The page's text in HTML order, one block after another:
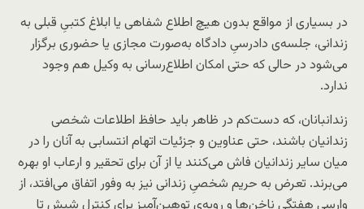
در بسیاری از مواقع بدون هیچ اطلاع شفاهی یا ابلاغ کتبیِ قبلی به
زندانی، جلسه‌ی دادرسیِ دادگاه به‌صورت مجازی یا حضوری برگزار
می‌شود در حالی که حتی امکان اطلاع‌رسانی به وکیل هم وجود
ندارد.
زندانبانان، که دست‌کم در ظاهر باید حافظ اطلاعات شخصی
زندانیان باشند، حتی عناوین و جزئیات اتهام انتسابی به آنان را در
میان سایر زندانیان فاش می‌کنند یا از آن برای تحقیر و ارعاب او بهره
می‌برند. تعرض به حریم شخصیِ زندانی نیز به ‌وفور اتفاق می‌افتد، از